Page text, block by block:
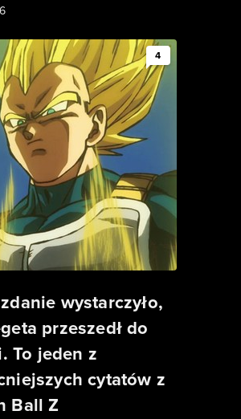
4
wystarczyło,
przeszedł do
To jeden z
cytatów z
Ball Z